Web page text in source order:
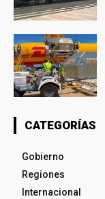
CATEGORÍAS
Gobierno
Regiones
Internacional